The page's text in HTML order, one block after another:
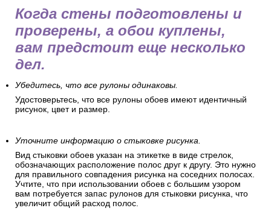
Когда стены подготовлены и
проверены, а обои куплены,
вам предстоит еще несколько
дел.
Убедитесь, что все рулоны одинаковы.
Удостоверьтесь, что все рулоны обоев имеют идентичный
рисунок, цвет и размер.
Уточните информацию о стыковке рисунка.
Вид стыковки обоев указан на этикетке в виде стрелок,
обозначающих расположение полос друг к другу. Это нужно
для правильного совпадения рисунка на соседних полосах.
Учтите, что при использовании обоев с большим узором
вам потребуется запас рулонов для стыковки рисунка, что
увеличит общий расход полос.